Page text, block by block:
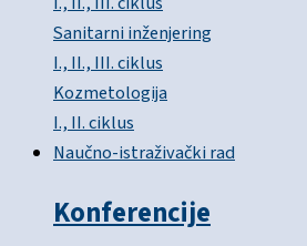
Sanitarni inženjering
I., II., III. ciklus
Kozmetologija
I., II. ciklus
Naučno-istraživački rad
Konferencije